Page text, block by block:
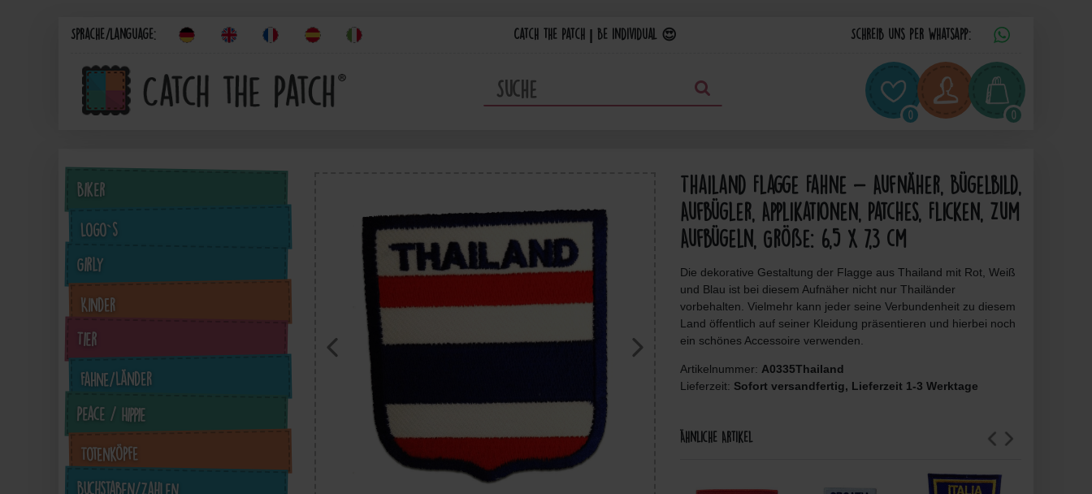
Sprache/Language: Catch the Patch | Be individual 😍 Schreib uns per Whatsapp:
0 0
Biker
Logo`s
Girly
Kinder
Tier
Fahne/Länder
Peace / Hippie
Totenköpfe
Buchstaben/Zahlen
Thailand Flagge Fahne - Aufnäher, Bügelbild,
Aufbügler, Applikationen, Patches, Flicken, Zum
Aufbügeln, Größe: 6,5 x 7,3 cm
Die dekorative Gestaltung der Flagge aus Thailand mit Rot, Weiß
und Blau ist bei diesem Aufnäher nicht nur Thailänder
vorbehalten. Vielmehr kann jeder seine Verbundenheit zu diesem
Land öffentlich auf seiner Kleidung präsentieren und hierbei noch
ein schönes Accessoire verwenden.
Artikelnummer: A0335Thailand
Lieferzeit: Sofort versandfertig, Lieferzeit 1-3 Werktage
Ähnliche Artikel